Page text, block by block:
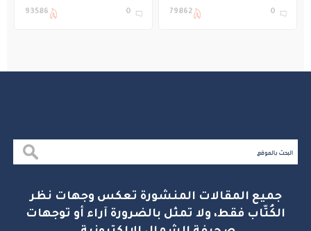
التعليم في المملكة
0
79862
بنادي غراس الصيفي
0
93586
جميع المقالات المنشورة تعكس وجهات نظر
الكُتّاب فقط، ولا تمثل بالضرورة آراء أو توجهات